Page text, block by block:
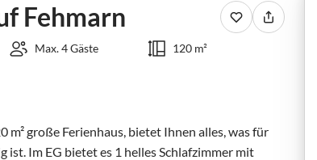
Fehmarn
Max. 4 Gäste 120 m²
große Ferienhaus, bietet Ihnen alles, was für
Im EG bietet es 1 helles Schlafzimmer mit